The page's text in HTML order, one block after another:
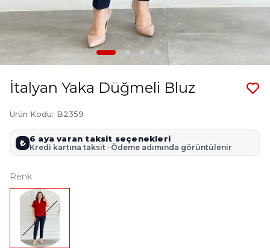
İtalyan Yaka Düğmeli Bluz
Ürün Kodu: B2359
₺ 6 aya varan taksit seçenekleri
Kredi kartına taksit · Ödeme adımında görüntülenir
Renk